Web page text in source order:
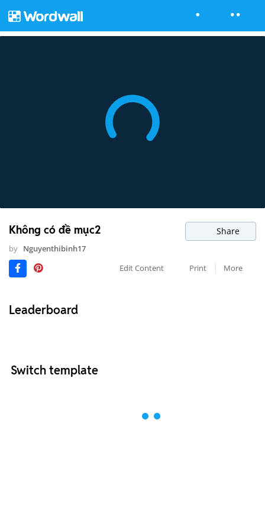
Không có đề mục2 Share
by Nguyenthibinh17
Edit Content
Print More
Leaderboard
Switch template